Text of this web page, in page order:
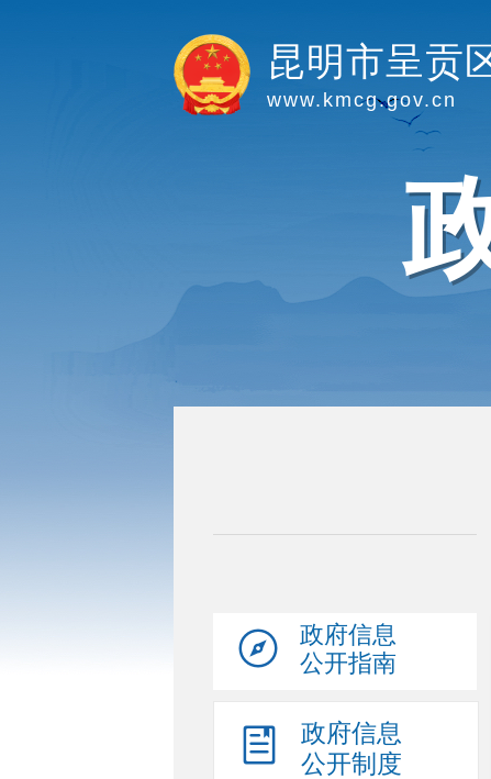
昆明市呈贡
www.kmcg.gov.cn
政府信息
公开指南
政府信息
公开制度